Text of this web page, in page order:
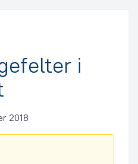
i
2018